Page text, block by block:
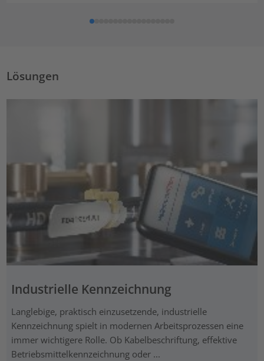
Lösungen
Industrielle Kennzeichnung
Langlebige, praktisch einzusetzende, industrielle
Kennzeichnung spielt in modernen Arbeitsprozessen eine
immer wichtigere Rolle. Ob Kabelbeschriftung, effektive
Betriebsmittelkennzeichnung oder ...